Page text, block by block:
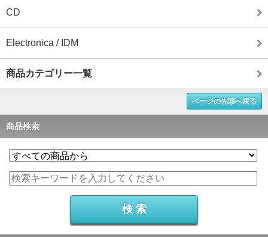
CD
Electronica / IDM
商品カテゴリー一覧
ページの先頭へ戻る
商品検索